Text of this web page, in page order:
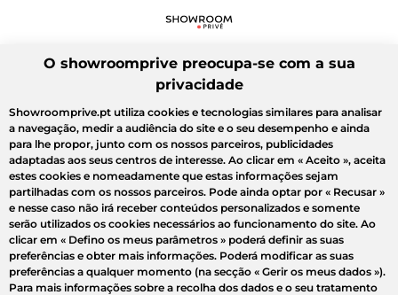
O showroomprive preocupa-se com a sua
privacidade
Showroomprive.pt utiliza cookies e tecnologias similares para analisar
a navegação, medir a audiência do site e o seu desempenho e ainda
para lhe propor, junto com os nossos parceiros, publicidades
adaptadas aos seus centros de interesse. Ao clicar em « Aceito », aceita
estes cookies e nomeadamente que estas informações sejam
partilhadas com os nossos parceiros. Pode ainda optar por « Recusar »
e nesse caso não irá receber conteúdos personalizados e somente
serão utilizados os cookies necessários ao funcionamento do site. Ao
clicar em « Defino os meus parâmetros » poderá definir as suas
preferências e obter mais informações. Poderá modificar as suas
preferências a qualquer momento (na secção « Gerir os meus dados »).
Para mais informações sobre a recolha dos dados e o seu tratamento